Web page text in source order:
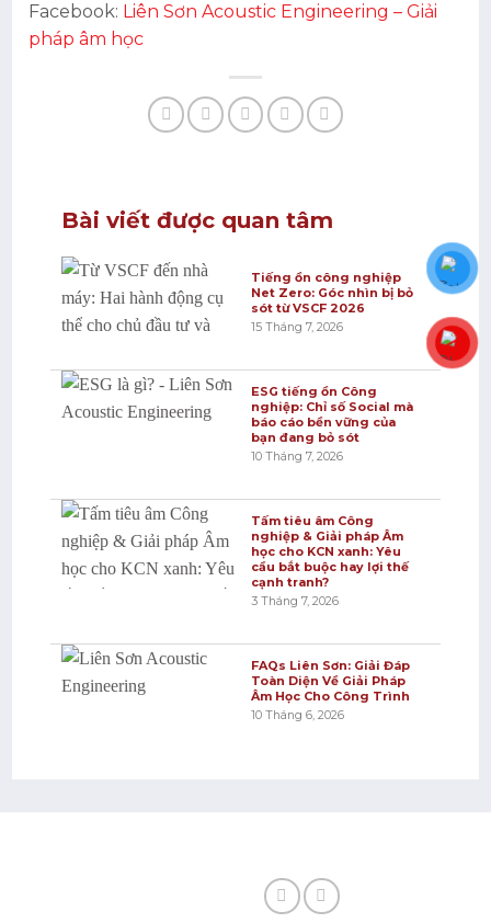
Facebook: Liên Sơn Acoustic Engineering – Giải
pháp âm học
Bài viết được quan tâm
Tiếng ồn công nghiệp
Net Zero: Góc nhìn bị bỏ
sót từ VSCF 2026
15 Tháng 7, 2026
ESG tiếng ồn Công
nghiệp: Chỉ số Social mà
báo cáo bền vững của
bạn đang bỏ sót
10 Tháng 7, 2026
Tấm tiêu âm Công
nghiệp & Giải pháp Âm
học cho KCN xanh: Yêu
cầu bắt buộc hay lợi thế
cạnh tranh?
3 Tháng 7, 2026
FAQs Liên Sơn: Giải Đáp
Toàn Diện Về Giải Pháp
Âm Học Cho Công Trình
10 Tháng 6, 2026